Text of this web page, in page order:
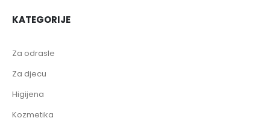
KATEGORIJE
Za odrasle
Za djecu
Higijena
Kozmetika